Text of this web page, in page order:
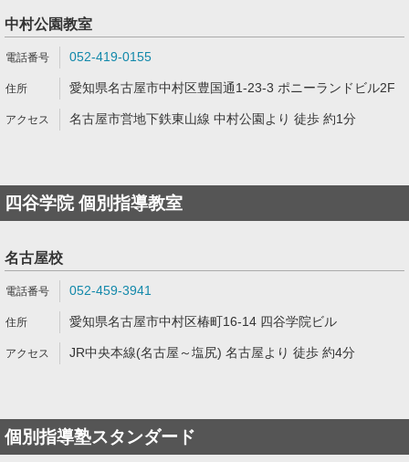
中村公園教室
052-419-0155
愛知県名古屋市中村区豊国通1-23-3 ポニーランドビル2F
名古屋市営地下鉄東山線 中村公園より 徒歩 約1分
四谷学院 個別指導教室
名古屋校
052-459-3941
愛知県名古屋市中村区椿町16-14 四谷学院ビル
JR中央本線(名古屋～塩尻) 名古屋より 徒歩 約4分
個別指導塾スタンダード